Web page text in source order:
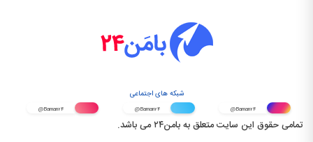
شبکه های اجتماعی
@Baman۲۴ @Baman۲۴ @Baman۲۴
تمامی حقوق این سایت متعلق به بامن۲۴ می باشد.